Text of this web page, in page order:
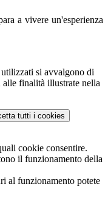
a vivere un'esperienza
si avvalgono di
finalità illustrate nella
tutti i cookies
cookie consentire.
il funzionamento della
al funzionamento potete